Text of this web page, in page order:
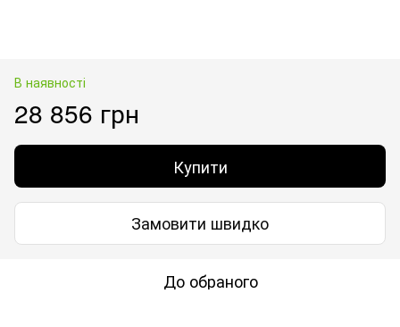
В наявності
28 856 грн
Купити
Замовити швидко
До обраного